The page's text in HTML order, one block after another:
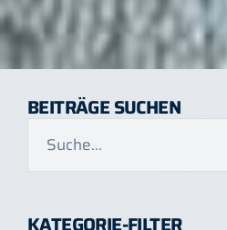
BEITRÄGE SUCHEN